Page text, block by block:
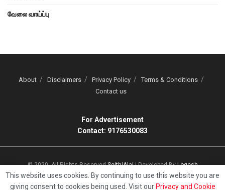
வேலை வாய்ப்பு
About Disclaimers Privacy Policy
Terms & Conditions
Contact us
For Advertisement
Contact: 9176530083
© 2020, All Rights ReservedSeithiAlai| Developed ByLogesh
This website uses cookies. By continuing to use this website you are
giving consent to cookies being used. Visit our Privacy and Cookie